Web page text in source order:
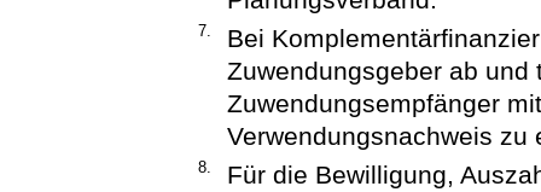
7.
Bei
Zuwendungsgeber ab
Zuwendungsempfänger
Verwendungsnachweis zu
8.
Für die Bewilligung,